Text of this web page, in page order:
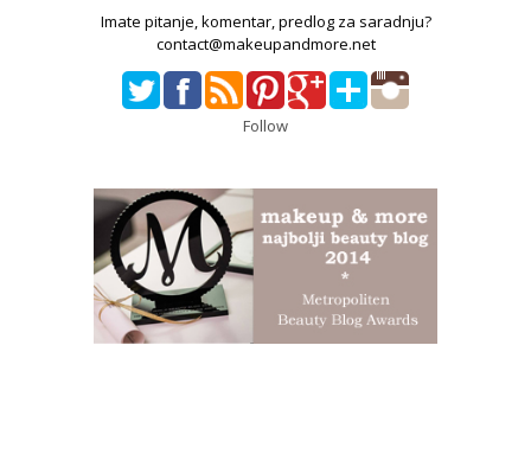
Imate pitanje, komentar, predlog za saradnju?
contact@makeupandmore.net
Follow